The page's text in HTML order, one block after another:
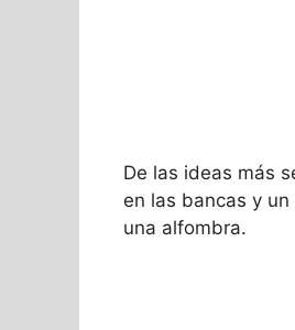
De las ideas más
en las bancas y
una alfombra.